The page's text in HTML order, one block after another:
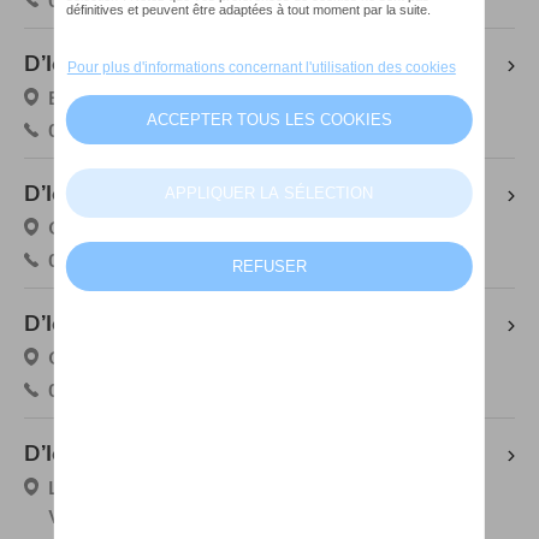
D’Ieteren Mobility Center Anderlecht
Boulevard Industriel 51, 1070 Anderlecht
02 605 23 00
D’Ieteren Mobility Center Antwerpen
Groenendaallaan 397, 2030 Antwerpen
03 231 59 30
D’Ieteren Mobility Center Kontich
Groeningenlei 115, 2550 Kontich
03 614 80 00
D’Ieteren Mobility Center Zaventem
Leuvensesteenweg 344, 1932 Sint-Stevens-
Woluwe